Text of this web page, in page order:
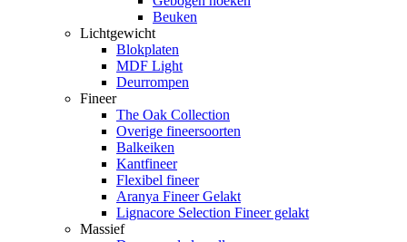
Beuken
Lichtgewicht
Blokplaten
MDF Light
Deurrompen
Fineer
The Oak Collection
Overige fineersoorten
Balkeiken
Kantfineer
Flexibel fineer
Aranya Fineer Gelakt
Lignacore Selection Fineer gelakt
Massief